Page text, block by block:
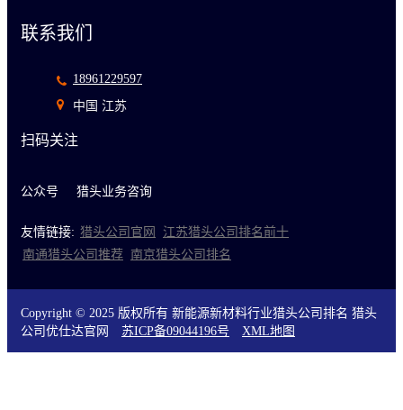
联系我们
18961229597
中国 江苏
扫码关注
公众号 猎头业务咨询
友情链接: 猎头公司官网
江苏猎头公司排名前十
南通猎头公司推荐 南京猎头公司排名
Copyright © 2025 版权所有 新能源新材料行业猎头公司排名 猎头
公司优仕达官网 苏ICP备09044196号 XML地图